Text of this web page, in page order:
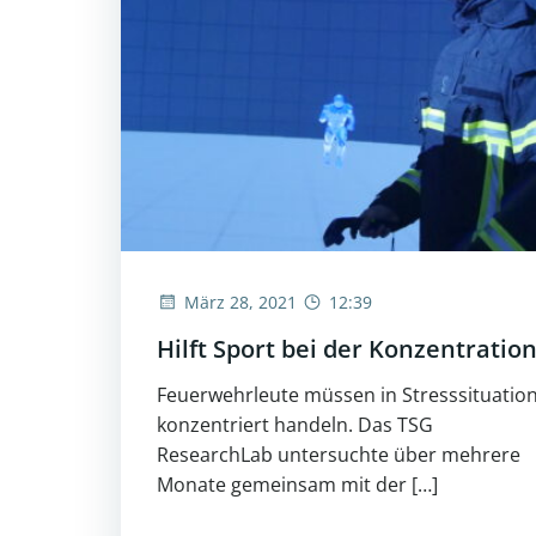
März 28, 2021 12:39
Hilft Sport bei der
Feuerwehrleute müssen in
konzentriert handeln. Das TSG
ResearchLab untersuchte über mehrere
Monate gemeinsam mit der […]